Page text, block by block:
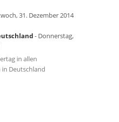
31. Dezember 2014
- Donnerstag,
in allen
Deutschland